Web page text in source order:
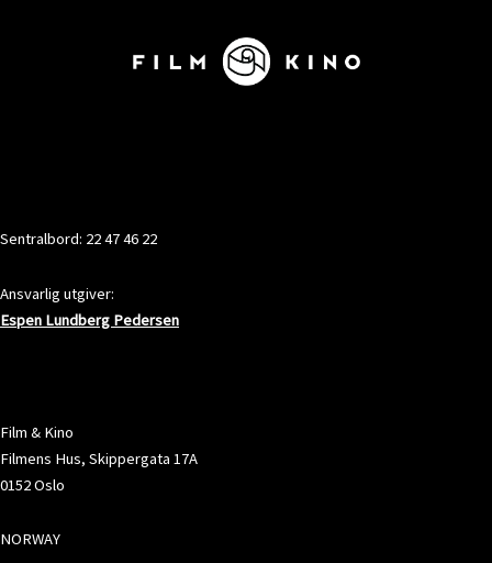
Sentralbord: 22 47 46 22
Ansvarlig utgiver:
Espen Lundberg Pedersen
Film & Kino
Filmens Hus, Skippergata 17A
0152 Oslo
NORWAY